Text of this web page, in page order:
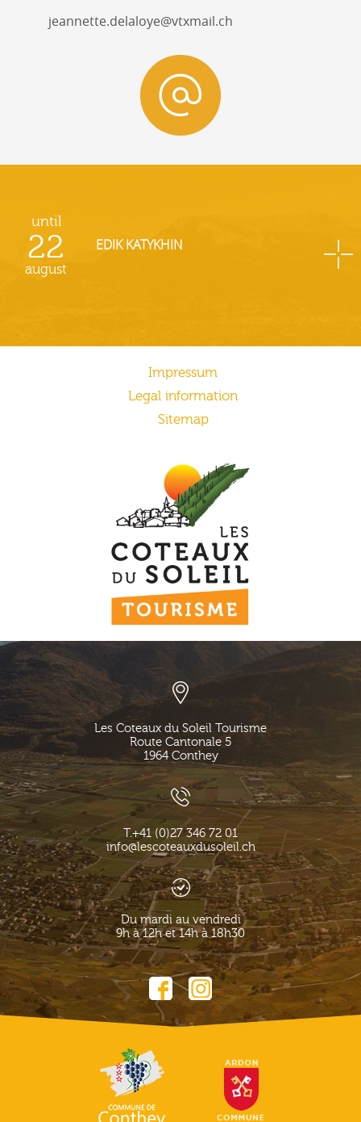
jeannette.delaloye@vtxmail.ch
until
22
august
EDIK KATYKHIN
Impressum
Legal information
Sitemap
Les Coteaux du Soleil Tourisme
Route Cantonale 5
1964 Conthey
T.+41 (0)27 346 72 01
info@lescoteauxdusoleil.ch
Du mardi au vendredi
9h à 12h et 14h à 18h30